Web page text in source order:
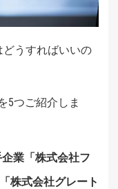
どうすればいいの
5つご紹介しま
企業「株式会社フ
株式会社グレート